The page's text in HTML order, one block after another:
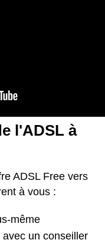
l'ADSL à
ADSL Free vers
à vous :
même
un conseiller